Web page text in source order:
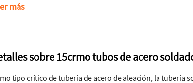
más
sobre 15crmo tubos de acero
tipo crítico de tubería de acero de aleación, la tubería